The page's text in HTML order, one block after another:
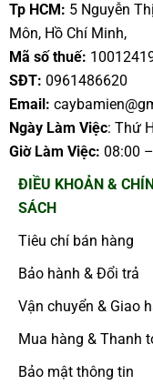
Tp HCM: 5 Nguyễn
Môn, Hồ Chí Minh,
Mã số thuế:
SĐT: 0961486620
Email:
Ngày Làm Việc: Thứ
Giờ Làm Việc: 08:00
ĐIỀU KHOẢN &
SÁCH
Tiêu chí bán hàng
Bảo hành & Đổi trả
Vận chuyển & Giao
Mua hàng & Thanh
Bảo mật thông tin